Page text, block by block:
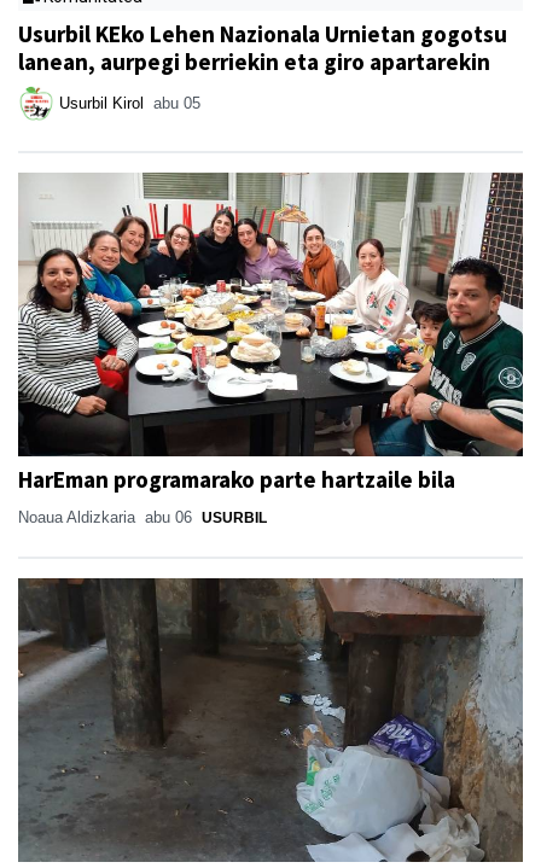
Usurbil KEko Lehen Nazionala Urnietan gogotsu
lanean, aurpegi berriekin eta giro apartarekin
Usurbil Kirol abu 05
HarEman programarako parte hartzaile bila
Noaua Aldizkaria abu 06 USURBIL